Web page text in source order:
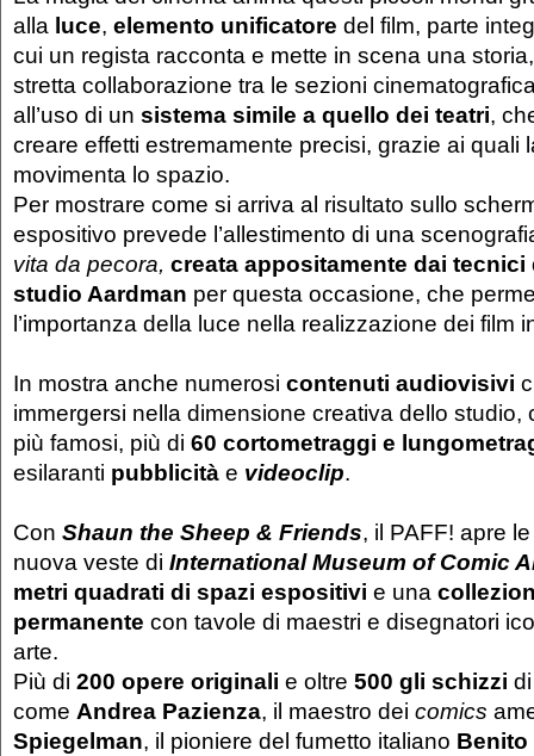
alla luce, elemento unificatore del film, parte
cui un regista racconta e mette in scena una
stretta collaborazione tra le sezioni
all’uso di un sistema simile a quello dei teatri,
creare effetti estremamente precisi, grazie ai quali
movimenta lo spazio.
Per mostrare come si arriva al risultato sullo
espositivo prevede l’allestimento di una
vita da pecora, creata appositamente dai
studio Aardman per questa occasione, che
l’importanza della luce nella realizzazione dei film
In mostra anche numerosi contenuti audiovisivi
immergersi nella dimensione creativa dello studio,
più famosi, più di 60 cortometraggi e
esilaranti pubblicità e videoclip.
Con Shaun the Sheep & Friends, il PAFF! apre
nuova veste di International Museum of Comic
metri quadrati di spazi espositivi e una
permanente con tavole di maestri e disegnatori
arte.
Più di 200 opere originali e oltre 500 gli schizzi
come Andrea Pazienza, il maestro dei comics
Spiegelman, il pioniere del fumetto italiano